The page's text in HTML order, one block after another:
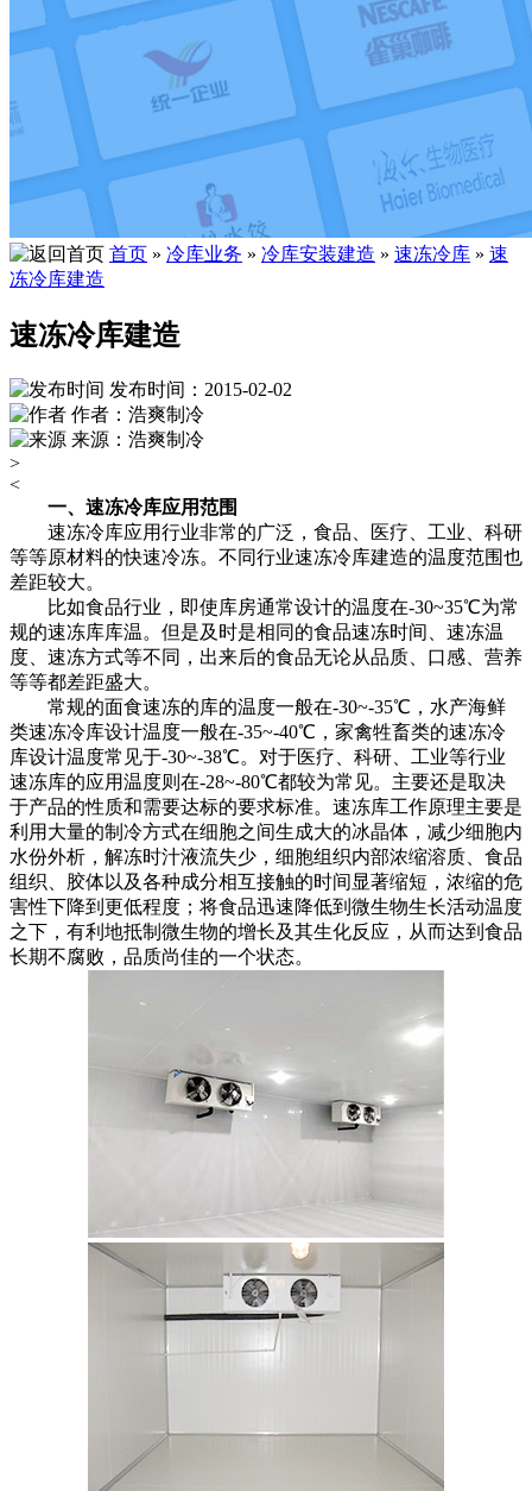
首页 » 冷库业务 » 冷库安装建造 » 速冻冷库 » 速
冻冷库建造
速冻冷库建造
发布时间：2015-02-02
作者：浩爽制冷
来源：浩爽制冷
>
<
一、速冻冷库应用范围
速冻冷库应用行业非常的广泛，食品、医疗、工业、科研
等等原材料的快速冷冻。不同行业速冻冷库建造的温度范围也
差距较大。
比如食品行业，即使库房通常设计的温度在-30~35℃为常
规的速冻库库温。但是及时是相同的食品速冻时间、速冻温
度、速冻方式等不同，出来后的食品无论从品质、口感、营养
等等都差距盛大。
常规的面食速冻的库的温度一般在-30~-35℃，水产海鲜
类速冻冷库设计温度一般在-35~-40℃，家禽牲畜类的速冻冷
库设计温度常见于-30~-38℃。对于医疗、科研、工业等行业
速冻库的应用温度则在-28~-80℃都较为常见。主要还是取决
于产品的性质和需要达标的要求标准。速冻库工作原理主要是
利用大量的制冷方式在细胞之间生成大的冰晶体，减少细胞内
水份外析，解冻时汁液流失少，细胞组织内部浓缩溶质、食品
组织、胶体以及各种成分相互接触的时间显著缩短，浓缩的危
害性下降到更低程度；将食品迅速降低到微生物生长活动温度
之下，有利地抵制微生物的增长及其生化反应，从而达到食品
长期不腐败，品质尚佳的一个状态。